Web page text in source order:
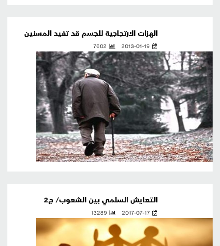
الهزات الارتجاجية للجسم قد تفيد المسنين
2013-01-19
7602
التعايش السلمي بين الشعوب/ ج2
2017-07-17
13289